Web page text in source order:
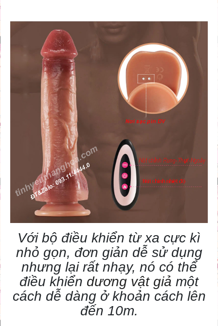
Với bộ điều khiển từ xa cực kì
nhỏ gọn, đơn giản dễ sử dụng
nhưng lại rất nhạy, nó có thể
điều khiển dương vật giả một
cách dễ dàng ở khoản cách lên
đến 10m.